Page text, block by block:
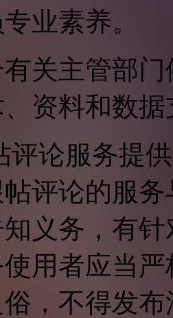
业素养。
有关主管部
资料和数
评论服务提
评论的服
义务，有
用者应当
，不得发